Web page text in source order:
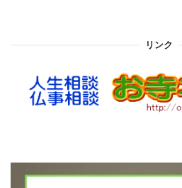
リンク